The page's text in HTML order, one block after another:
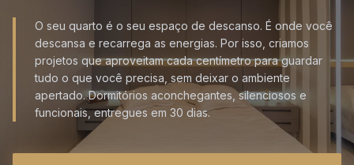
O seu quarto é o seu espaço de descanso. É onde você
descansa e recarrega as energias. Por isso, criamos
projetos que aproveitam cada centímetro para guardar
tudo o que você precisa, sem deixar o ambiente
apertado. Dormitórios aconchegantes, silenciosos e
funcionais, entregues em 30 dias.